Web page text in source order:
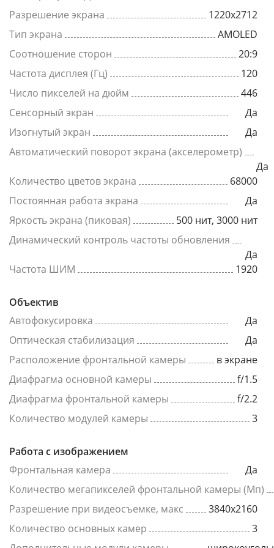
Разрешение экрана
1220x2712
Тип экрана
AMOLED
Соотношение сторон
20:9
Частота дисплея (Гц)
120
Число пикселей на дюйм
446
Сенсорный экран
Да
Изогнутый экран
Да
Автоматический поворот экрана (акселерометр)
Да
Количество цветов экрана
68000
Постоянная работа экрана
Да
Яркость экрана (пиковая)
500 нит, 3000 нит
Динамический контроль частоты обновления
Да
Частота ШИМ
1920
Объектив
Автофокусировка
Да
Оптическая стабилизация
Да
Расположение фронтальной камеры
в экране
Диафрагма основной камеры
f/1.5
Диафрагма фронтальной камеры
f/2.2
Количество модулей камеры
3
Работа с изображением
Фронтальная камера
Да
Количество мегапикселей фронтальной камеры (Мп)
Разрешение при видеосъемке, макс
3840x2160
Количество основных камер
3